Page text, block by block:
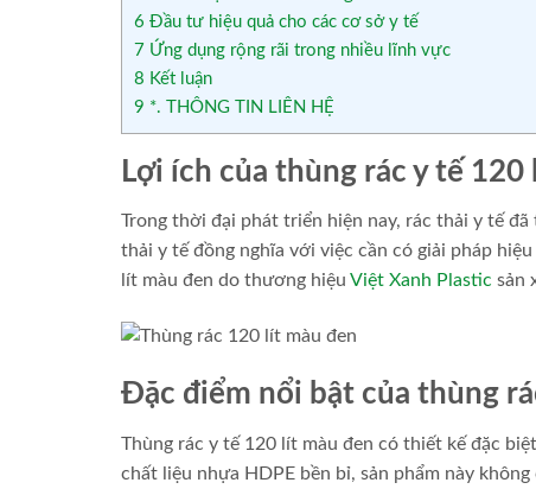
6 Đầu tư hiệu quả cho các cơ sở y tế
7 Ứng dụng rộng rãi trong nhiều lĩnh vực
8 Kết luận
9 *. THÔNG TIN LIÊN HỆ
Lợi ích của thùng rác y tế
Trong thời đại phát triển hiện nay, rác thải y tế
thải y tế đồng nghĩa với việc cần có giải pháp
lít màu đen do thương hiệu Việt Xanh Plastic sản
Đặc điểm nổi bật của thùng
Thùng rác y tế 120 lít màu đen có thiết kế đặc
chất liệu nhựa HDPE bền bỉ, sản phẩm này